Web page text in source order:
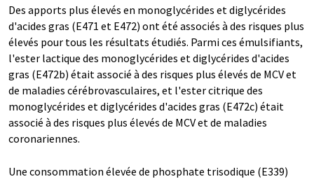
Des apports plus élevés en monoglycérides et diglycérides
d'acides gras (E471 et E472) ont été associés à des risques plus
élevés pour tous les résultats étudiés. Parmi ces émulsifiants,
l'ester lactique des monoglycérides et diglycérides d'acides
gras (E472b) était associé à des risques plus élevés de MCV et
de maladies cérébrovasculaires, et l'ester citrique des
monoglycérides et diglycérides d'acides gras (E472c) était
associé à des risques plus élevés de MCV et de maladies
coronariennes.
Une consommation élevée de phosphate trisodique (E339)